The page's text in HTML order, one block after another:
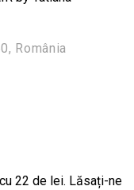
România
22 de lei. Lăsați-ne